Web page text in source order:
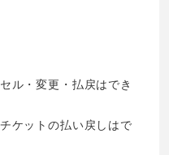
ル・変更・払戻はでき
ケットの払い戻しはで